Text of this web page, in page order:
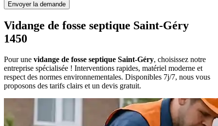
Envoyer la demande
Vidange de fosse septique Saint-Géry
1450
Pour une vidange de fosse septique Saint-Géry, choisissez notre
entreprise spécialisée ! Interventions rapides, matériel moderne et
respect des normes environnementales. Disponibles 7j/7, nous vous
proposons des tarifs clairs et un devis gratuit.